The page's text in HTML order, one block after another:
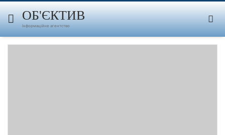
Skip
contentОБ'ЄКТИВ
Інформаційне агентство